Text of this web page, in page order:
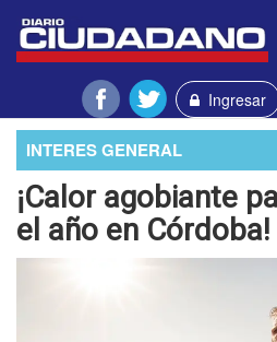
Ingresar
INTERES GENERAL
¡Calor agobiante
el año en Córdoba!